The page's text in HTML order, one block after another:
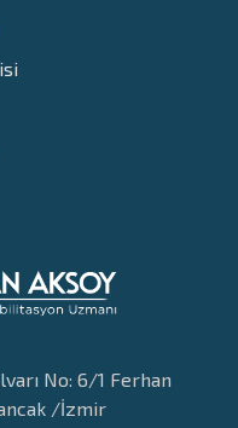
No: 6/1 Ferhan
/İzmir